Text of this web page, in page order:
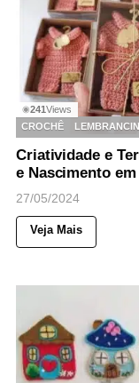
◉241Views
CROCHÊ
Criatividade e
e Nascimento
27/05/2024
Veja Mais